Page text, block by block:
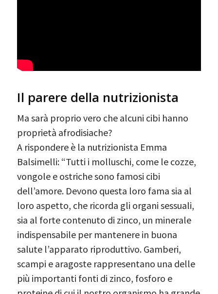
Il parere della nutrizionista
Ma sarà proprio vero che alcuni cibi hanno
proprietà afrodisiache?
A rispondere è la nutrizionista Emma
Balsimelli: “Tutti i molluschi, come le cozze,
vongole e ostriche sono famosi cibi
dell’amore. Devono questa loro fama sia al
loro aspetto, che ricorda gli organi sessuali,
sia al forte contenuto di zinco, un minerale
indispensabile per mantenere in buona
salute l’apparato riproduttivo. Gamberi,
scampi e aragoste rappresentano una delle
più importanti fonti di zinco, fosforo e